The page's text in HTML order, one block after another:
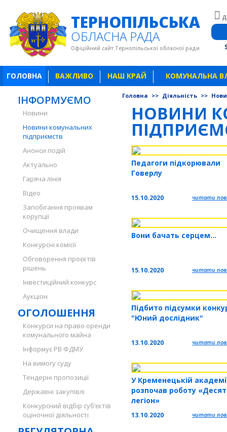
ТЕРНОПІЛЬСЬКА
ОБЛАСНА РАДА
Офіційний сайт Тернопільської обласної ради
ГОЛОВНА ВАЖЛИВО НАШ КРАЙ КОМУНАЛЬНА
ІНФОРМУЄМО
Новини
Новини комунальних
підприємств
Анонси подій
Актуально
Гаряча лінія
Відео
Запобігання проявам
корупції
Очищення влади
Конкурсні комісії
Обговорення проєктів
рішень
Інвестиційний конкурс
Аукціон
ОГОЛОШЕННЯ
Конкурси на право оренди
комунального майна
Інформує РВ ФДМУ
На вимогу суду
Тендерні пропозиції
Державні закупівлі
Конкурсний відбір суб’єктів
оціночної діяльності
Головна >> Діяльність >>
НОВИНИ
Педагоги підкорювали
Говерлу
15.10.2020 читати
Вони бачать серцем…
15.10.2020 читати
Підбито підсумки
"Юний дослідник"
13.10.2020 читати
У Кременецькій
розпочав роботу
легіон»
13.10.2020 читати